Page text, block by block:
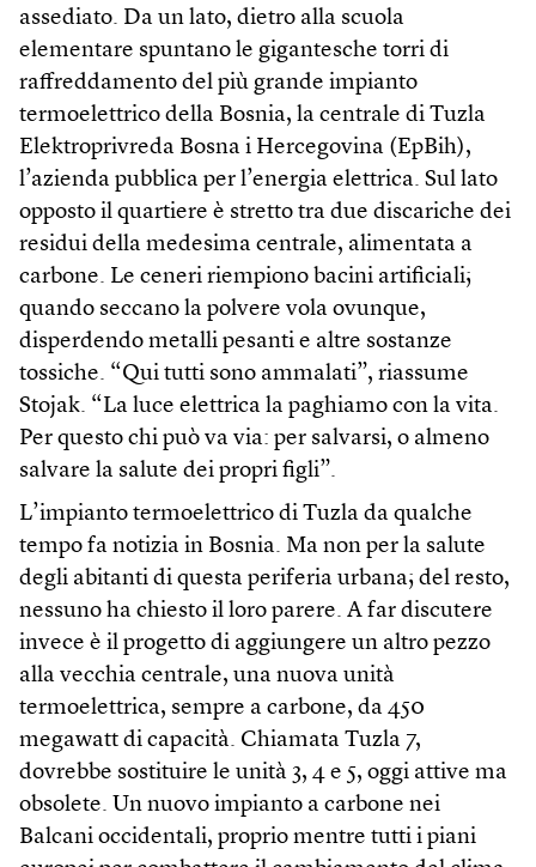
assediato. Da un lato, dietro alla scuola
elementare spuntano le gigantesche torri di
raffreddamento del più grande impianto
termoelettrico della Bosnia, la centrale di Tuzla
Elektroprivreda Bosna i Hercegovina (EpBih),
l’azienda pubblica per l’energia elettrica. Sul lato
opposto il quartiere è stretto tra due discariche dei
residui della medesima centrale, alimentata a
carbone. Le ceneri riempiono bacini artificiali;
quando seccano la polvere vola ovunque,
disperdendo metalli pesanti e altre sostanze
tossiche. “Qui tutti sono ammalati”, riassume
Stojak. “La luce elettrica la paghiamo con la vita.
Per questo chi può va via: per salvarsi, o almeno
salvare la salute dei propri figli”.
L’impianto termoelettrico di Tuzla da qualche
tempo fa notizia in Bosnia. Ma non per la salute
degli abitanti di questa periferia urbana; del resto,
nessuno ha chiesto il loro parere. A far discutere
invece è il progetto di aggiungere un altro pezzo
alla vecchia centrale, una nuova unità
termoelettrica, sempre a carbone, da 450
megawatt di capacità. Chiamata Tuzla 7,
dovrebbe sostituire le unità 3, 4 e 5, oggi attive ma
obsolete. Un nuovo impianto a carbone nei
Balcani occidentali, proprio mentre tutti i piani